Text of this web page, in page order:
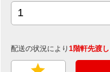
配送の状況により 1階軒先渡し